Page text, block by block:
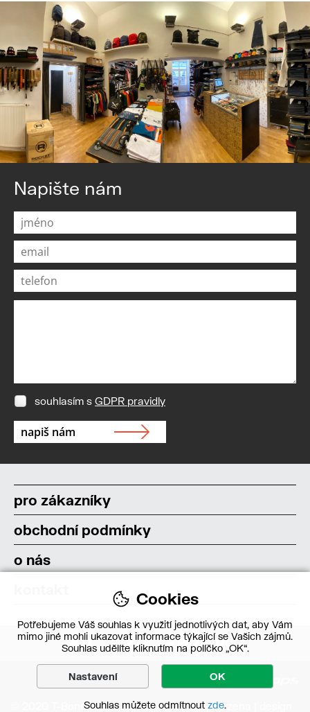
Napište nám
souhlasím s GDPR pravidly
pro zákazníky
obchodní podmínky
o nás
© 2020 T-Bone s.r.o. – Všechna práva vyhrazena | design
Cookies
Potřebujeme Váš souhlas k využití jednotlivých dat, aby Vám
mimo jiné mohli ukazovat informace týkající se Vašich zájmů.
Souhlas udělíte kliknutím na políčko „OK“.
Nastavení OK
Souhlas můžete odmítnout zde.